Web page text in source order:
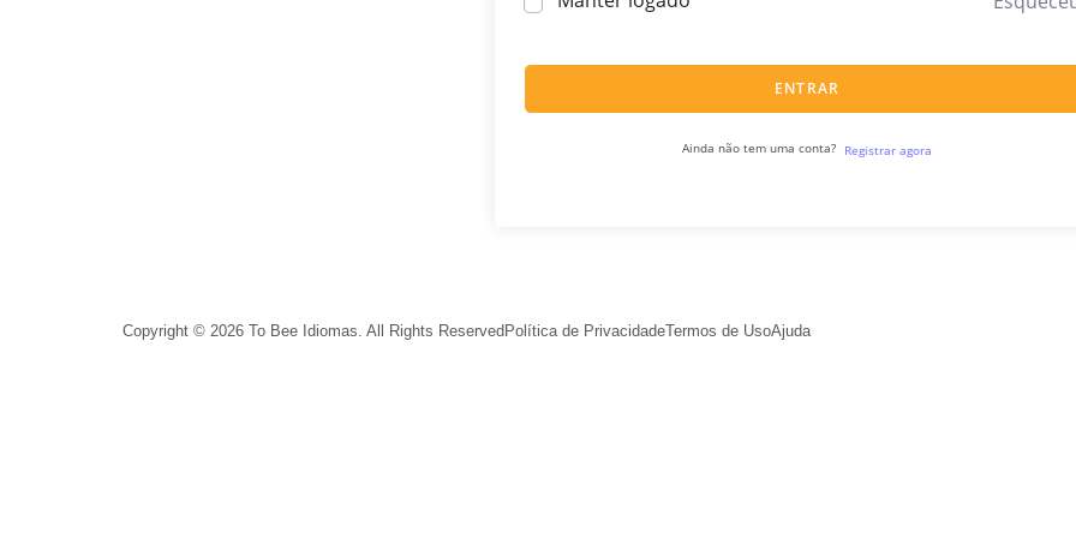
ENTRAR
Ainda não tem uma conta? Registrar agora
Copyright © 2026 To Bee Idiomas. All Rights ReservedPolítica de PrivacidadeTermos de UsoAjuda